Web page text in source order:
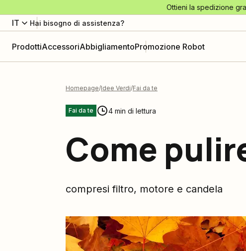
Ottieni la spedizione
IT Hai bisogno di assistenza?
ProdottiAccessoriAbbigliamentoPromozione Robot
Homepage Idee Verdi Fai da te
Fai da te 4 min di lettura
Come
compresi filtro, motore e candela